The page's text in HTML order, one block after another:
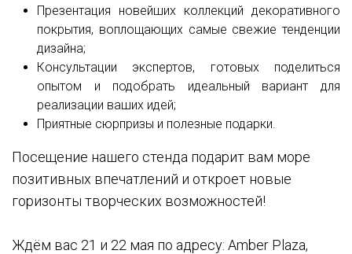
Презентация новейших коллекций декоративного
покрытия, воплощающих самые свежие тенденции
дизайна;
Консультации экспертов, готовых поделиться
опытом и подобрать идеальный вариант для
реализации ваших идей;
Приятные сюрпризы и полезные подарки.
Посещение нашего стенда подарит вам море
позитивных впечатлений и откроет новые
горизонты творческих возможностей!
Ждём вас 21 и 22 мая по адресу: Amber Plaza,